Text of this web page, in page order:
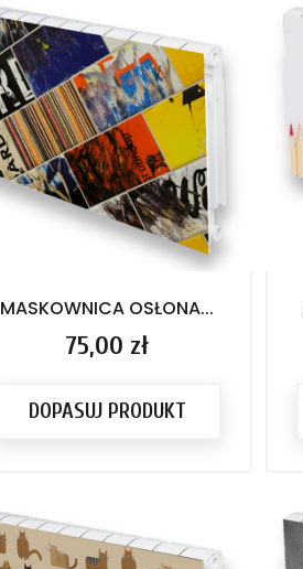
MASKOWNICA OSŁONA...
Cena
75,00 zł
DOPASUJ PRODUKT